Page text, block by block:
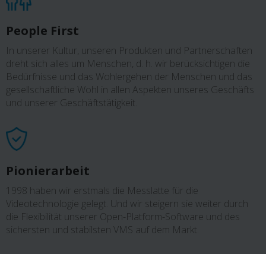
People First
In unserer Kultur, unseren Produkten und Partnerschaften
dreht sich alles um Menschen, d. h. wir berücksichtigen die
Bedürfnisse und das Wohlergehen der Menschen und das
gesellschaftliche Wohl in allen Aspekten unseres Geschäfts
und unserer Geschäftstätigkeit.
Pionierarbeit
1998 haben wir erstmals die Messlatte für die
Videotechnologie gelegt. Und wir steigern sie weiter durch
die Flexibilität unserer Open-Platform-Software und des
sichersten und stabilsten VMS auf dem Markt.